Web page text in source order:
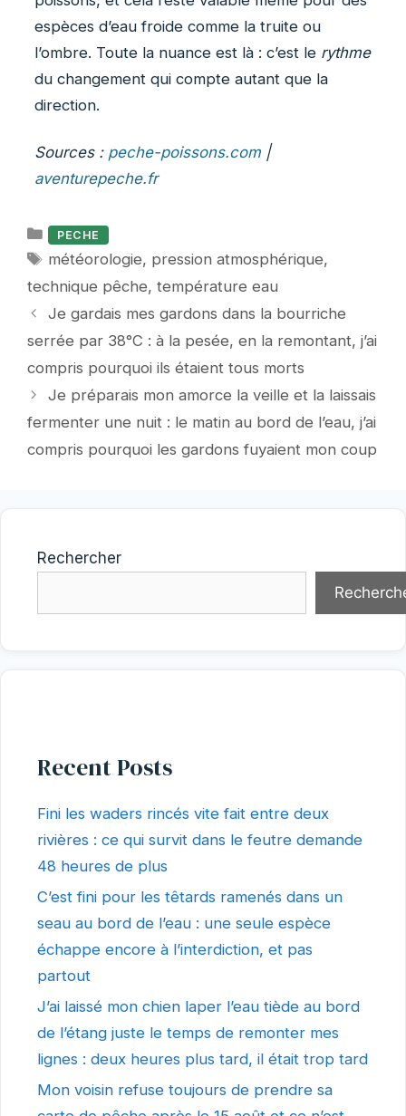
espèces d’eau froide comme la truite ou
l’ombre. Toute la nuance est là : c’est le rythme
du changement qui compte autant que la
direction.
Sources : peche-poissons.com |
aventurepeche.fr
Catégories
PECHE
Étiquettes
météorologie, pression atmosphérique,
technique pêche, température eau
Je gardais mes gardons dans la bourriche
serrée par 38°C : à la pesée, en la remontant, j’ai
compris pourquoi ils étaient tous morts
Je préparais mon amorce la veille et la laissais
fermenter une nuit : le matin au bord de l’eau, j’ai
compris pourquoi les gardons fuyaient mon coup
Rechercher
Recent Posts
Fini les waders rincés vite fait entre deux
rivières : ce qui survit dans le feutre demande
48 heures de plus
C’est fini pour les têtards ramenés dans un
seau au bord de l’eau : une seule espèce
échappe encore à l’interdiction, et pas
partout
J’ai laissé mon chien laper l’eau tiède au bord
de l’étang juste le temps de remonter mes
lignes : deux heures plus tard, il était trop tard
Mon voisin refuse toujours de prendre sa